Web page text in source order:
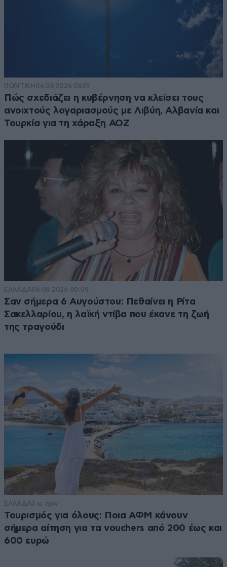
ΠΟΛΙΤΙΚΗ 06·08·2026 06:19
Πώς σχεδιάζει η κυβέρνηση να κλείσει τους
ανοιχτούς λογαριασμούς με Λιβύη, Αλβανία και
Τουρκία για τη χάραξη ΑΟΖ
ΕΛΛΑΔΑ06·08·2026 00:09
Σαν σήμερα 6 Αυγούστου: Πεθαίνει η Ρίτα
Σακελλαρίου, η λαϊκή ντίβα που έκανε τη ζωή
της τραγούδι
ΕΛΛΑΔΑ3 ω. πριν
Τουρισμός για όλους: Ποια ΑΦΜ κάνουν
σήμερα αίτηση για τα vouchers από 200 έως και
600 ευρώ